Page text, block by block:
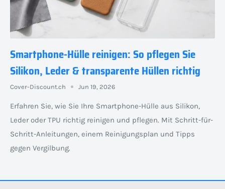
Smartphone-Hülle reinigen: So pflegen Sie
Silikon, Leder & transparente Hüllen richtig
Cover-Discount.ch Jun 19, 2026
Erfahren Sie, wie Sie Ihre Smartphone-Hülle aus Silikon,
Leder oder TPU richtig reinigen und pflegen. Mit Schritt-für-
Schritt-Anleitungen, einem Reinigungsplan und Tipps
gegen Vergilbung.